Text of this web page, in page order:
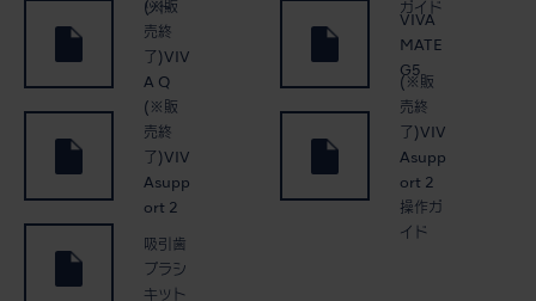
ット
ガイド
(※販
売終
了)VIV
A Q
VIVA
MATE
G5
(※販
売終
了)VIV
Asupp
ort 2
(※販
売終
了)VIV
Asupp
ort 2
操作ガ
イド
吸引歯
ブラシ
キット